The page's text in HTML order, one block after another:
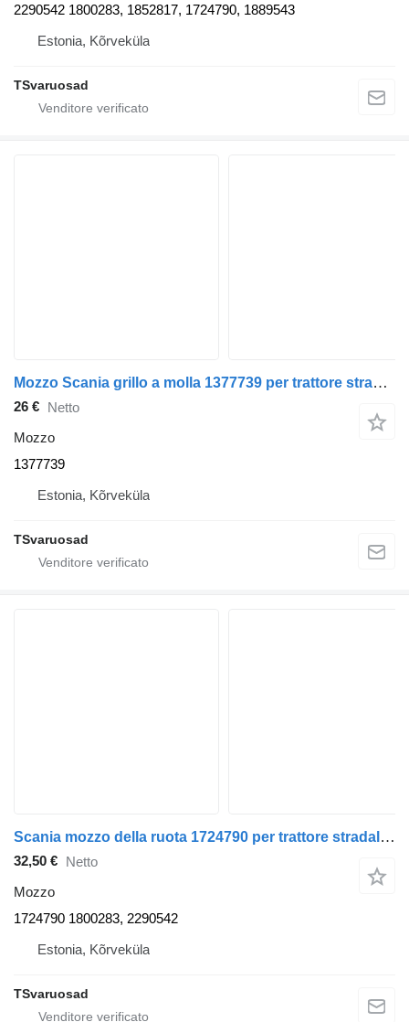
2290542 1800283, 1852817, 1724790, 1889543
Estonia, Kõrveküla
TSvaruosad
Mozzo Scania grillo a molla 1377739 per trattore stradale Scania R420
26 € Netto
Mozzo
1377739
Estonia, Kõrveküla
TSvaruosad
Scania mozzo della ruota 1724790 per trattore stradale Scania R420
32,50 € Netto
Mozzo
1724790 1800283, 2290542
Estonia, Kõrveküla
TSvaruosad